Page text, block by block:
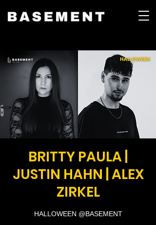
BRITTY PAULA |
JUSTIN HAHN | ALEX
ZIRKEL
HALLOWEEN @BASEMENT